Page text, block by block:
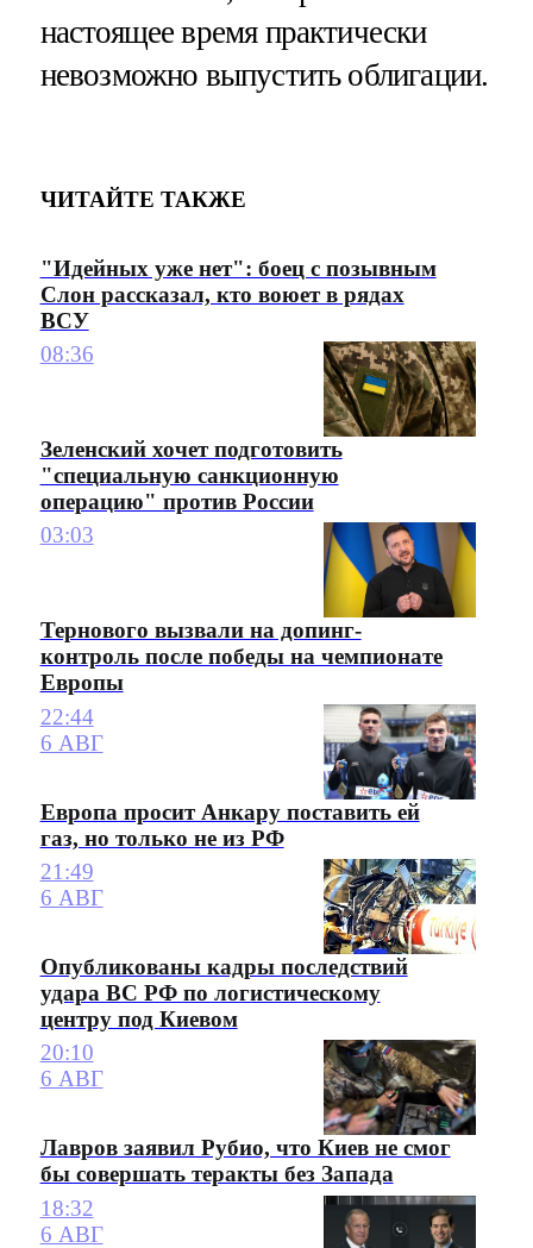
настоящее время практически
невозможно выпустить облигации.
ЧИТАЙТЕ ТАКЖЕ
"Идейных уже нет": боец с позывным
Слон рассказал, кто воюет в рядах
ВСУ
08:36
Зеленский хочет подготовить
"специальную санкционную
операцию" против России
03:03
Тернового вызвали на допинг-
контроль после победы на чемпионате
Европы
22:44
6 АВГ
Европа просит Анкару поставить ей
газ, но только не из РФ
21:49
6 АВГ
Опубликованы кадры последствий
удара ВС РФ по логистическому
центру под Киевом
20:10
6 АВГ
Лавров заявил Рубио, что Киев не смог
бы совершать теракты без Запада
18:32
6 АВГ